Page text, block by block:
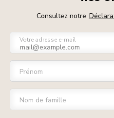
Consultez notre
Votre adresse e-mail
Prénom
Nom de famille